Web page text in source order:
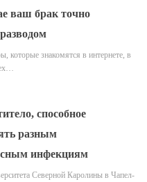
ваш брак точно
которые знакомятся в интернете, в
способное
разным
инфекциям
Северной Каролины в Чапел-